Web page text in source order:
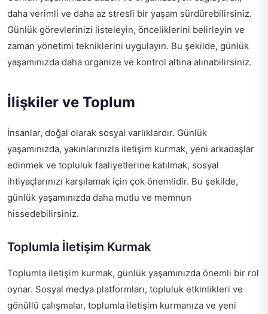
daha verimli ve daha az stresli bir yaşam sürdürebilirsiniz.
Günlük görevlerinizi listeleyin, önceliklerini belirleyin ve
zaman yönetimi tekniklerini uygulayın. Bu şekilde, günlük
yaşamınızda daha organize ve kontrol altına alınabilirsiniz.
İlişkiler ve Toplum
İnsanlar, doğal olarak sosyal varlıklardır. Günlük
yaşamınızda, yakınlarınızla iletişim kurmak, yeni arkadaşlar
edinmek ve topluluk faaliyetlerine katılmak, sosyal
ihtiyaçlarınızı karşılamak için çok önemlidir. Bu şekilde,
günlük yaşamınızda daha mutlu ve memnun
hissedebilirsiniz.
Toplumla İletişim Kurmak
Toplumla iletişim kurmak, günlük yaşamınızda önemli bir rol
oynar. Sosyal medya platformları, topluluk etkinlikleri ve
gönüllü çalışmalar, toplumla iletişim kurmanıza ve yeni